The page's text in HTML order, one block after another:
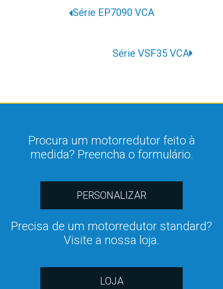
Série EP7090 VCA
Série VSF35 VCA
Procura um motorredutor feito à
medida? Preencha o formulário.
PERSONALIZAR
Precisa de um motorredutor standard?
Visite a nossa loja.
LOJA